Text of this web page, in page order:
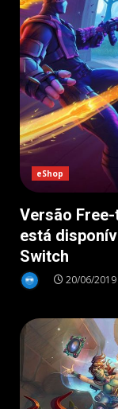
eShop
Versão
está
Switch
20/06/2019